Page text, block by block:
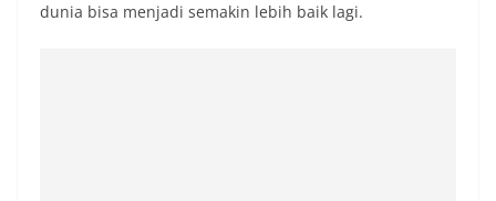
dunia bisa menjadi semakin lebih baik lagi.